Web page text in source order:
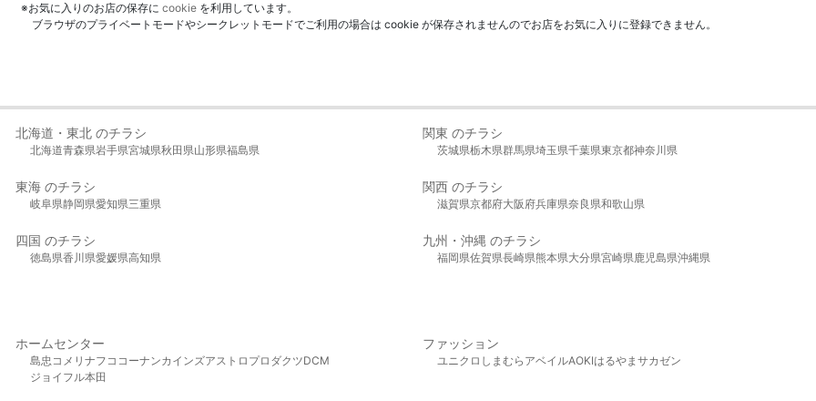
※お気に入りのお店の保存に cookie を利用しています。
ブラウザのプライベートモードやシークレットモードでご利用の場合は cookie が保存されませんのでお店をお気に入りに登録できません。
北海道・東北 のチラシ
北海道青森県岩手県宮城県秋田県山形県福島県
関東 のチラシ
茨城県栃木県群馬県埼玉県千葉県東京都神奈川県
東海 のチラシ
岐阜県静岡県愛知県三重県
関西 のチラシ
滋賀県京都府大阪府兵庫県奈良県和歌山県
四国 のチラシ
徳島県香川県愛媛県高知県
九州・沖縄 のチラシ
福岡県佐賀県長崎県熊本県大分県宮崎県鹿児島県沖縄県
ホームセンター
島忠 コメリ ナフコ コーナンカインズアストロプロダクツDCM
ジョイフル本田
ファッション
ユニクロ しまむら アベイルAOKIはるやま サカゼン